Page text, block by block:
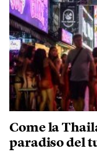
Come la
paradiso del